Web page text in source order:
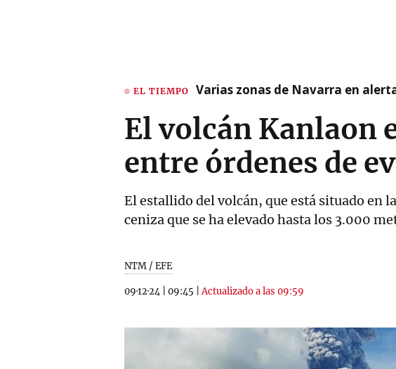
EL TIEMPO Varias zonas de Navarra en
El volcán Kanlaon
entre órdenes de
El estallido del volcán, que está situado en
ceniza que se ha elevado hasta los 3.000
NTM / EFE
09·12·24 09:45 |Actualizado a las 09:59